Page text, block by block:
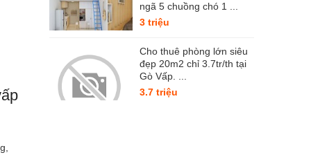
ngã 5 chuồng chó 1 ...
3 triệu
Cho thuê phòng lớn siêu
đẹp 20m2 chỉ 3.7tr/th tại
Gò Vấp. ...
3.7 triệu